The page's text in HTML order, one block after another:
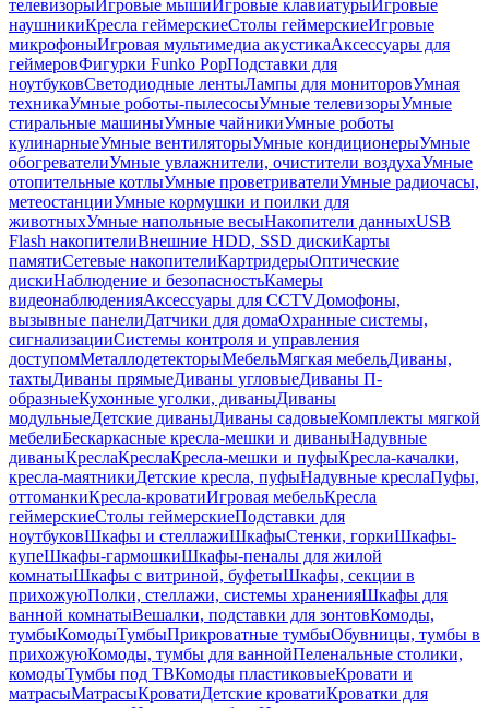
телевизорыИгровые мышиИгровые клавиатурыИгровые
наушникиКресла геймерскиеСтолы геймерскиеИгровые
микрофоныИгровая мультимедиа акустикаАксессуары для
геймеровФигурки Funko PopПодставки для
ноутбуковСветодиодные лентыЛампы для мониторовУмная
техникаУмные роботы-пылесосыУмные телевизорыУмные
стиральные машиныУмные чайникиУмные роботы
кулинарныеУмные вентиляторыУмные кондиционерыУмные
обогревателиУмные увлажнители, очистители воздухаУмные
отопительные котлыУмные проветривателиУмные радиочасы,
метеостанцииУмные кормушки и поилки для
животныхУмные напольные весыНакопители данныхUSB
Flash накопителиВнешние HDD, SSD дискиКарты
памятиСетевые накопителиКартридерыОптические
дискиНаблюдение и безопасностьКамеры
видеонаблюденияАксессуары для CCTVДомофоны,
вызывные панелиДатчики для домаОхранные системы,
сигнализацииСистемы контроля и управления
доступомМеталлодетекторыМебельМягкая мебельДиваны,
тахтыДиваны прямыеДиваны угловыеДиваны П-
образныеКухонные уголки, диваныДиваны
модульныеДетские диваныДиваны садовыеКомплекты мягкой
мебелиБескаркасные кресла-мешки и диваныНадувные
диваныКреслаКреслаКресла-мешки и пуфыКресла-качалки,
кресла-маятникиДетские кресла, пуфыНадувные креслаПуфы,
оттоманкиКресла-кроватиИгровая мебельКресла
геймерскиеСтолы геймерскиеПодставки для
ноутбуковШкафы и стеллажиШкафыСтенки, горкиШкафы-
купеШкафы-гармошкиШкафы-пеналы для жилой
комнатыШкафы с витриной, буфетыШкафы, секции в
прихожуюПолки, стеллажи, системы храненияШкафы для
ванной комнатыВешалки, подставки для зонтовКомоды,
тумбыКомодыТумбыПрикроватные тумбыОбувницы, тумбы в
прихожуюКомоды, тумбы для ваннойПеленальные столики,
комодыТумбы под ТВКомоды пластиковыеКровати и
матрасыМатрасыКроватиДетские кроватиКроватки для